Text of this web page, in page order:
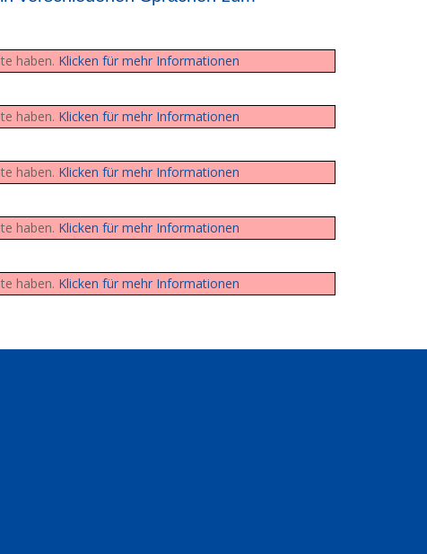
haben. Klicken für mehr Informationen
haben. Klicken für mehr Informationen
haben. Klicken für mehr Informationen
haben. Klicken für mehr Informationen
haben. Klicken für mehr Informationen